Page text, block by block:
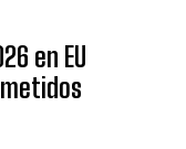
en EU